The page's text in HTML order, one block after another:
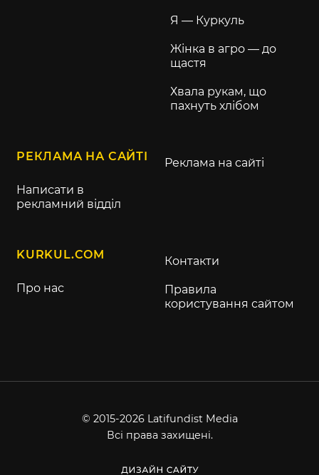
Я — Куркуль
Жінка в агро — до
щастя
Хвала рукам, що
пахнуть хлібом
РЕКЛАМА НА САЙТІ
Написати в
рекламний відділ
Реклама на сайті
KURKUL.COM
Про нас
Контакти
Правила
користування сайтом
© 2015-2026 Latifundist Media
Всі права захищені.